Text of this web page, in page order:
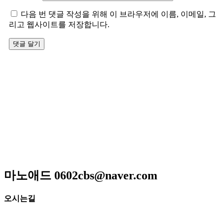
다음 번 댓글 작성을 위해 이 브라우저에 이름, 이메일, 그
리고 웹사이트를 저장합니다.
마노애드 0602cbs@naver.com
오시는길